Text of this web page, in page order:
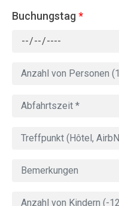
Buchungstag*